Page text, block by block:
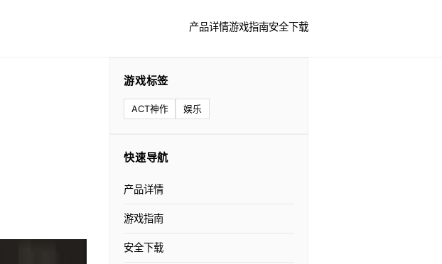
产品详情游戏指南安全下载
游戏标签
ACT神作 娱乐
快速导航
产品详情
游戏指南
安全下载